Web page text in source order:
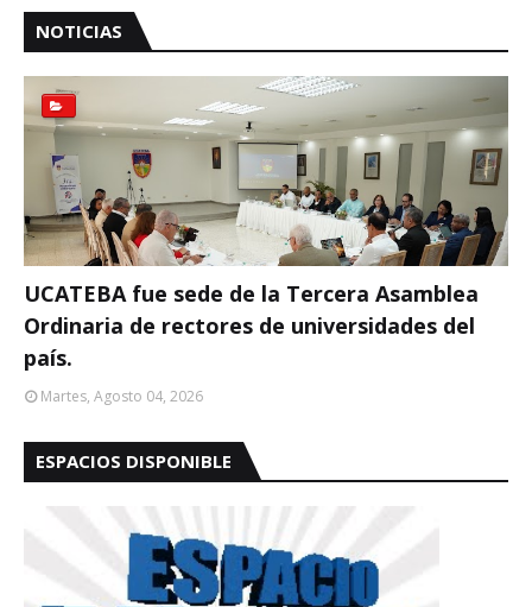
NOTICIAS
UCATEBA fue sede de la Tercera Asamblea
Ordinaria de rectores de universidades del
país.
Martes, Agosto 04, 2026
ESPACIOS DISPONIBLE